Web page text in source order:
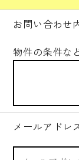
お問い合わせ
物件の条件な
メールアドレ